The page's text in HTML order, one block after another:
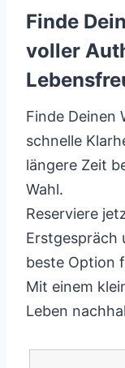
Finde
voller
Finde Deinen
schnelle
längere Zeit
Wahl.
Reserviere
Erstgespräch
beste Option
Mit einem
Leben